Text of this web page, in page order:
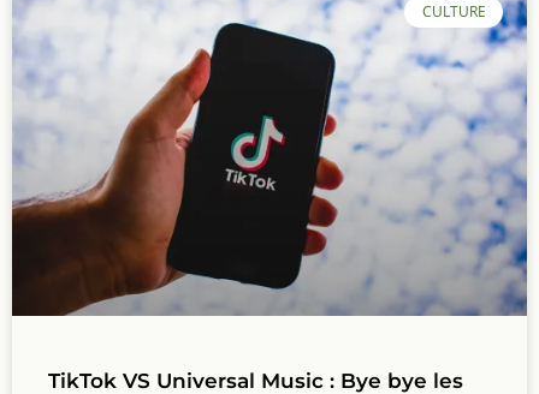
CULTURE
TikTok VS Universal Music : Bye bye les